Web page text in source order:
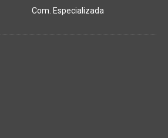
Com. Especializada